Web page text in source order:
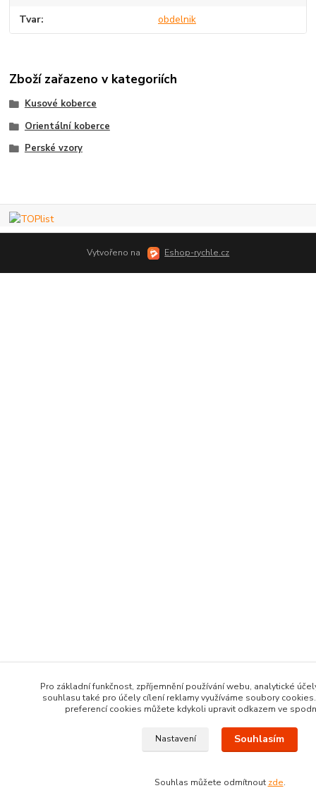
Tvar obdelnik
Zboží zařazeno v kategoriích
Kusové koberce
Orientální koberce
Perské vzory
Vytvořeno na Eshop-rychle.cz
Pro základní funkčnost, zpříjemnění používání webu, analytické
souhlasu také pro účely cílení reklamy využíváme soubory
preferencí cookies můžete kdykoli upravit odkazem ve
Nastavení Souhlasím
Souhlas můžete odmítnout zde.